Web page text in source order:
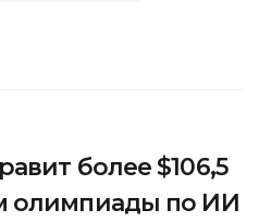
более $106,5
олимпиады по ИИ